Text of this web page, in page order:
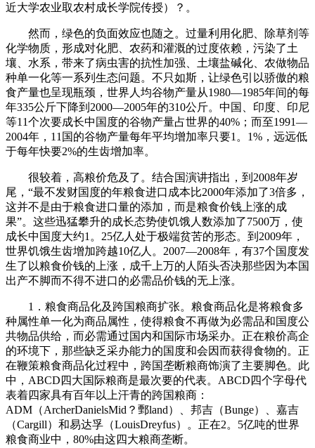
近大学农业取农村成长学院传授）？。
然而，绿色的负面效应也随之。过量利用化肥、除草剂等
化学物质，形成对化肥、农药和灌溉的过度依赖，污染了土
壤、水系，带来了病虫害的抗性加强、土壤盐碱化、农做物品
种单一化等一系列生态问题。不只如斯，让绿色引以骄傲的粮
食产量也呈现瓶颈，世界人均谷物产量从1980—1985年间的每
年335公斤下降到2000—2005年的310公斤。中国、印度、印尼
等11个次要成长中国度的谷物产量占世界的40%；而至1991—
2004年，11国的谷物产量每年平均增加率只要1。1%，远远低
于每年快要2%的生齿增加率。
很较着，高粮价危及了。结合国演讲指出，到2008年岁
尾，“最不发财国度的年粮食进口成本比2000年添加了3倍多，
这并不是由于粮食进口量的添加，而是粮食价钱上涨的成
果”。这些迅猛攀升的成长态势使饥饿人数添加了7500万，使
成长中国度大约1。25亿人处于极端贫苦的形态。到2009年，
世界饥饿生齿增加跨越10亿人。2007—2008年，有37个国度发
生了以粮食价钱的上涨，成千上万的人陌头否决那些因为本国
出产不脚而不得不进口的必需品价钱的无上涨。
1．粮食商品化及跨国粮商扩张。粮食商品化是将粮食多
种属性单一化为商品属性，使得粮食不再做为必需品和国度公
共物品供给，而必需通过国内和国际市场采办。正在粮价高企
的环境下，那些缺乏采办能力的国度和会因而获得食物的。正
在鞭策粮食商品化过程中，跨国垄断粮商饰演了主要脚色。此
中，ABCD四大国际粮商是最次要的代表。ABCD四个字母代
表着四家具有百年以上汗青的跨国粮商：
ADM（ArcherDanielsMid？鄄land）、邦吉（Bunge）、嘉吉
（Cargill）和易达孚（LouisDreyfus）。正在2。5亿吨的世界
粮食商业中，80%由这四大粮商垄断。